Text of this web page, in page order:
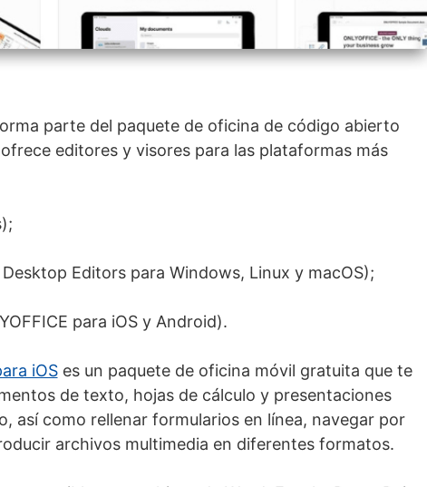
parte del paquete de oficina de código abierto
ofrece editores y visores para las plataformas más
Editors para Windows, Linux y macOS);
para iOS y Android).
iOSes un paquete de oficina móvil gratuita que te
de texto, hojas de cálculo y presentaciones
así como rellenar formularios en línea, navegar por
archivos multimedia en diferentes formatos.